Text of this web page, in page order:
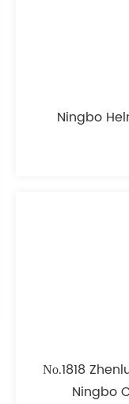
Ningbo
Νο.1818
Ningbo